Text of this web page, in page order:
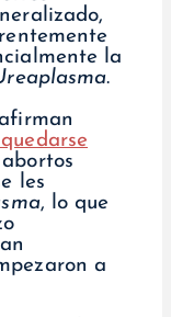
la
.
les
, lo que
a